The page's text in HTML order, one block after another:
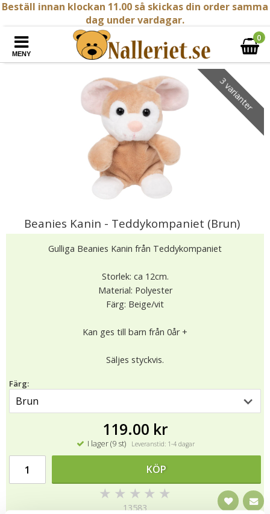
Beställ innan klockan 11.00 så skickas din order samma
dag under vardagar.
MENY
0
3 varianter
Beanies Kanin - Teddykompaniet (Brun)
Gulliga Beanies Kanin från Teddykompaniet
Storlek: ca 12cm.
Material: Polyester
Färg: Beige/vit
Kan ges till barn från 0år +
Säljes styckvis.
Färg:
119.00 kr
I lager (9 st) Leveranstid: 1-4 dagar
KÖP
★ ★ ★ ★ ★
13583